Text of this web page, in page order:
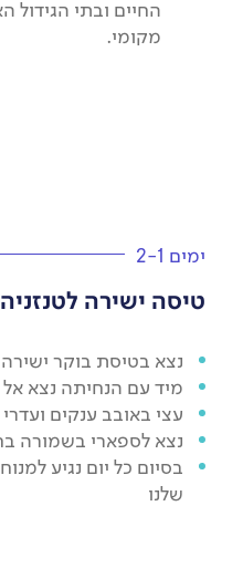
החיים ובתי הגידול
מקומי.
ימים 2-1
טיסה ישירה
נצא בטיסת בוקר ישירה
מיד עם הנחיתה נצא
עצי באובב ענקים
נצא לספארי בשמורה
בסיום כל יום נגיע
שלנו